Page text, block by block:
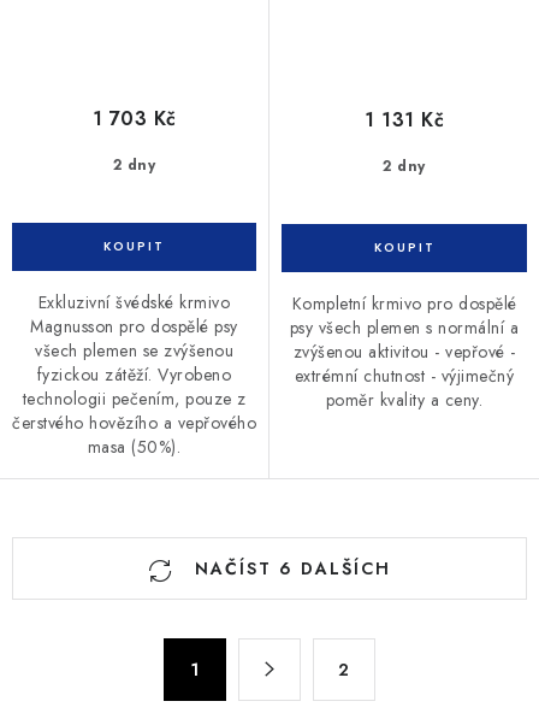
2 dny
1 703 Kč
Exkluzivní švédské krmivo
Magnusson pro dospělé psy
všech plemen se zvýšenou
fyzickou zátěží. Vyrobeno
technologii pečením, pouze z
čerstvého hovězího a vepřového
masa (50%).
2 dny
1 131 Kč
Kompletní krmivo pro dospělé
psy všech plemen s normální a
zvýšenou aktivitou - vepřové -
extrémní chutnost - výjimečný
poměr kvality a ceny.
O
NAČÍST 6 DALŠÍCH
1 2